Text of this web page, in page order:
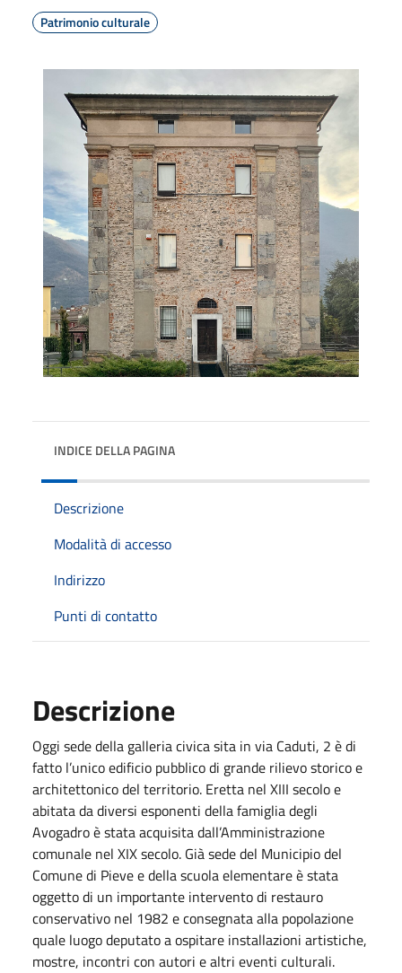
Patrimonio culturale
INDICE DELLA PAGINA
Descrizione
Modalità di accesso
Indirizzo
Punti di contatto
Descrizione
Oggi sede della galleria civica sita in via Caduti, 2 è di
fatto l’unico edificio pubblico di grande rilievo storico e
architettonico del territorio. Eretta nel XIII secolo e
abitata da diversi esponenti della famiglia degli
Avogadro è stata acquisita dall’Amministrazione
comunale nel XIX secolo. Già sede del Municipio del
Comune di Pieve e della scuola elementare è stata
oggetto di un importante intervento di restauro
conservativo nel 1982 e consegnata alla popolazione
quale luogo deputato a ospitare installazioni artistiche,
mostre, incontri con autori e altri eventi culturali.